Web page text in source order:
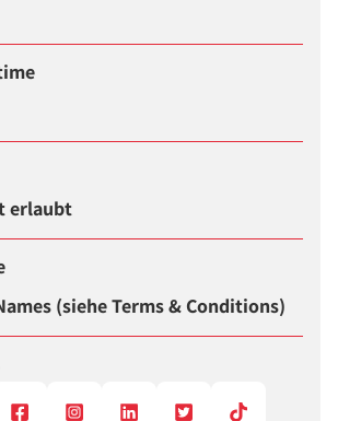
erlaubt
(siehe Terms & Conditions)